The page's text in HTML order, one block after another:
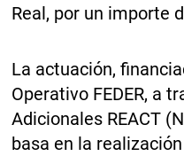
Real, por un importe
La actuación,
Operativo FEDER, a
Adicionales REACT
basa en la